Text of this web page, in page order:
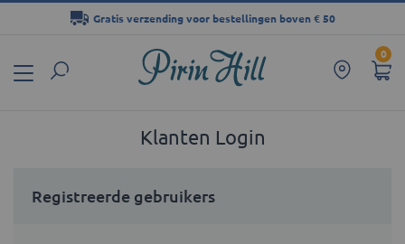
0
Gratis verzending voor bestellingen boven € 50
de
Klanten Login
Registreerde gebruikers